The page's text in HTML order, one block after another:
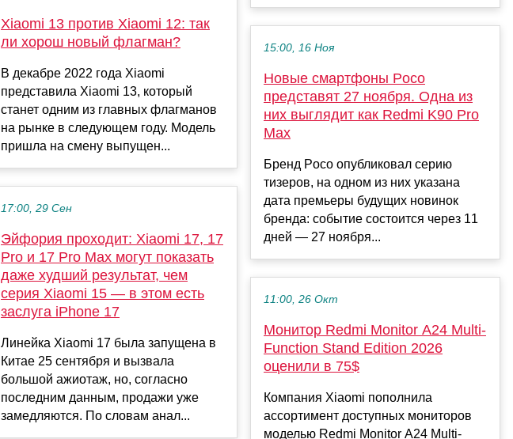
Xiaomi 13 против Xiaomi 12: так
ли хорош новый флагман?
В декабре 2022 года Xiaomi
представила Xiaomi 13, который
станет одним из главных флагманов
на рынке в следующем году. Модель
пришла на смену выпущен...
17:00, 29 Сен
Эйфория проходит: Xiaomi 17, 17
Pro и 17 Pro Max могут показать
даже худший результат, чем
серия Xiaomi 15 — в этом есть
заслуга iPhone 17
Линейка Xiaomi 17 была запущена в
Китае 25 сентября и вызвала
большой ажиотаж, но, согласно
последним данным, продажи уже
замедляются. По словам анал...
15:00, 16 Ноя
Новые смартфоны Poco
представят 27 ноября. Одна из
них выглядит как Redmi K90 Pro
Max
Бренд Poco опубликовал серию
тизеров, на одном из них указана
дата премьеры будущих новинок
бренда: событие состоится через 11
дней — 27 ноября...
11:00, 26 Окт
Монитор Redmi Monitor A24 Multi-
Function Stand Edition 2026
оценили в 75$
Компания Xiaomi пополнила
ассортимент доступных мониторов
моделью Redmi Monitor A24 Multi-